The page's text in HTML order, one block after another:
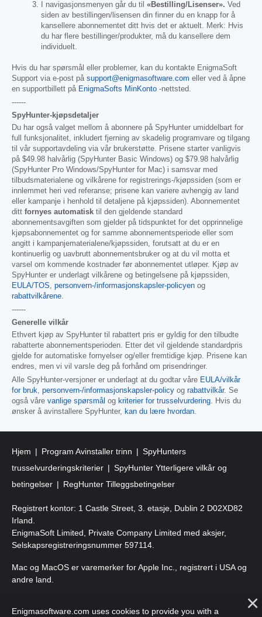
I navigasjonsmenyen går du til «Bestilling/Lisenser». Ved
siden av bestillingen/lisensen din finner du en knapp for å
kansellere abonnementet ditt hvis det er aktuelt. Merk: Hvis
du har flere bestillinger/produkter, må du kansellere dem
individuelt.
Hvis du har spørsmål eller problemer, kan du kontakte EnigmaSoft
Support via e-post på support@enigmasoftware.com eller ved å åpne
en supportbillett på EnigmaSofts MinKonto -nettsted.
------
SpyHunter-kjøpsdetaljer
Du har også valget mellom å abonnere på SpyHunter umiddelbart for
full funksjonalitet, inkludert fjerning av skadelig programvare og tilgang
til vår supportavdeling via vår brukerstøtte. Prisene starter vanligvis
på $49.98 halvårlig (SpyHunter Basic Windows) og $79.98 halvårlig
(SpyHunter Pro Windows/SpyHunter for Mac) i samsvar med
tilbudsmaterialene og vilkårene for registrerings-/kjøpssiden (som er
innlemmet heri ved referanse; prisene kan variere avhengig av land
eller kampanje i henhold til detaljene på kjøpssiden). Abonnementet
ditt fornyes automatisk til den gjeldende standard
abonnementsavgiften som gjelder på tidspunktet for det opprinnelige
kjøpsabonnementet og for samme abonnementsperiode eller som
angitt i kampanjematerialene/kjøpssiden, forutsatt at du er en
kontinuerlig og uavbrutt abonnementsbruker og at du vil motta et
varsel om kommende kostnader før abonnementet utløper. Kjøp av
SpyHunter er underlagt vilkårene og betingelsene på kjøpssiden,
EULA/TOS, personvern-/informasjonskapsler-policyen og
rabattvilkårene.
------
Generelle vilkår
Ethvert kjøp av SpyHunter til rabattert pris er gyldig for den tilbudte
rabatterte abonnementsperioden. Etter det vil gjeldende standardpris
gjelde for automatiske fornyelser og/eller fremtidige kjøp. Prisene kan
endres, men vi vil varsle deg på forhånd om prisendringer.
Alle SpyHunter-versjoner er underlagt at du godtar våre EULA/vilkår
for bruk, personvern-/informasjonskapsler-policy og rabattvilkår. Se
også våre vanlige spørsmål og kriterier for trusselvurdering. Hvis du
ønsker å avinstallere SpyHunter, kan du lære hvordan.
Hjem Program Avinstaller trinn
SpyHunters
trusselvurderingskriterier
SpyHunter Ytterligere vilkår og
betingelser
RegHunter Tilleggsbetingelser
Registrert kontor: 1 Castle Street, 3. etasje, Dublin 2 D02XD82
Irland.
EnigmaSoft Limited, Private Company Limited med aksjer,
Selskapsregistreringsnummer 597114.
Mac og MacOS er varemerker for Apple Inc., registrert i USA og
andre land.
forbeholdt.
Enigmasoftware.com uses cookies to provide you with a